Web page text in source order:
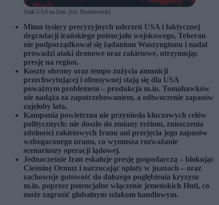
Atak USA na Iran. (fot. Shutterstock)
Mimo tysięcy precyzyjnych uderzeń USA i faktycznej
degradacji irańskiego potencjału wojskowego, Teheran
nie podporządkował się żądaniom Waszyngtonu i nadal
prowadzi ataki dronowe oraz rakietowe, utrzymując
presję na region.
Koszty obrony oraz tempo zużycia amunicji
przechwytującej i ofensywnej stają się dla USA
poważnym problemem – produkcja m.in. Tomahawków
nie nadąża za zapotrzebowaniem, a odtworzenie zapasów
zajęłoby lata.
Kampania powietrzna nie przyniosła kluczowych celów
politycznych: nie doszło do zmiany reżimu, zniszczenia
zdolności rakietowych Iranu ani przejęcia jego zapasów
wzbogaconego uranu, co wymusza rozważanie
scenariuszy operacji lądowej.
Jednocześnie Iran eskaluje presję gospodarczą – blokując
Cieśninę Ormuz i narzucając opłaty w juanach – oraz
zachowuje gotowość do dalszego pogłębienia kryzysu
m.in. poprzez potencjalne włączenie jemeńskich Huti, co
może zagrozić globalnym szlakom handlowym.